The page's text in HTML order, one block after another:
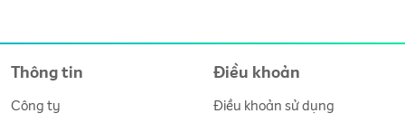
Thông tin
Công ty
Điều khoản
Điều khoản sử dụng